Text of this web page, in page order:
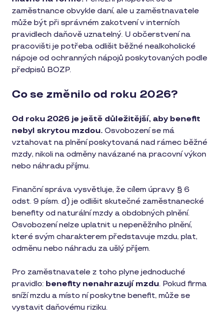
zaměstnance obvykle daní, ale u zaměstnavatele
může být při správném zakotvení v interních
pravidlech daňově uznatelný. U občerstvení na
pracovišti je potřeba odlišit běžné nealkoholické
nápoje od ochranných nápojů poskytovaných podle
předpisů BOZP.
Co se změnilo od roku 2026?
Od roku 2026 je ještě důležitější, aby benefit
nebyl skrytou mzdou. Osvobození se má
vztahovat na plnění poskytovaná nad rámec běžné
mzdy, nikoli na odměny navázané na pracovní výkon
nebo náhradu příjmu.
Finanční správa vysvětluje, že cílem úpravy § 6
odst. 9 písm. d) je odlišit skutečné zaměstnanecké
benefity od naturální mzdy a obdobných plnění.
Osvobození nelze uplatnit u nepeněžního plnění,
které svým charakterem představuje mzdu, plat,
odměnu nebo náhradu za ušlý příjem.
Pro zaměstnavatele z toho plyne jednoduché
pravidlo: benefity nenahrazují mzdu. Pokud firma
sníží mzdu a místo ní poskytne benefit, může se
vystavit daňovému riziku.